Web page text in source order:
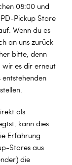
08:00 und
Pickup Store
Wenn du es
an uns zurück
bitte, denn
wir es dir erneut
entstehenden
als
kann dies
Erfahrung
Stores aus
die